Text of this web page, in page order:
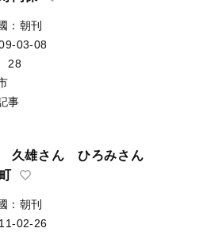
：朝刊
03-08
28
事
雄さん ひろみさん
：朝刊
02-26